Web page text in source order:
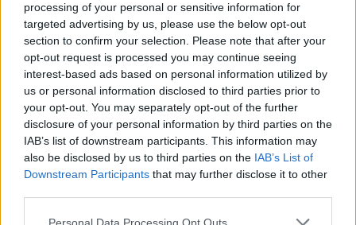
processing of your personal or sensitive information for
targeted advertising by us, please use the below opt-out
section to confirm your selection. Please note that after your
opt-out request is processed you may continue seeing
interest-based ads based on personal information utilized by
us or personal information disclosed to third parties prior to
your opt-out. You may separately opt-out of the further
disclosure of your personal information by third parties on the
IAB’s list of downstream participants. This information may
also be disclosed by us to third parties on the IAB’s List of
Downstream Participants that may further disclose it to other
Please note that this website/app uses one or more Google
Personal Data Processing Opt Outs